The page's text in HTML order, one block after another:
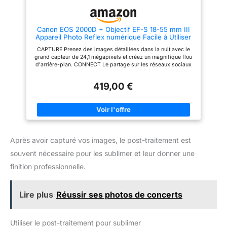
noir EOS 2000D ; EF-S 18-55
couvercle de boîtier d'appareil
photo R-F-3 ; sangle EW-400D ;
batterie LC-E10E ; cble
d'alimentation pour chargeur de
batterie ; cache objectif ;
(français non garanti). Première
étape L'objectif ne contient pas
Canon EOS 2000D + Objectif EF-S 18-55 mm III
Appareil Photo Reflex numérique Facile à Utiliser
Portraits et Les paysages
CAPTURE Prenez des images détaillées dans la nuit avec le
grand capteur de 24,1 mégapixels et créez un magnifique flou
d'arrière-plan. CONNECT Le partage sur les réseaux sociaux
APPAREIL PHOTO L'appareil photo est associé à un objectif
de haute qualité adapté à la photographie générale. PRÉCIS
Capturez l'instant exactement tel que vous vous en souvenez
grâce à la mise au point automatique précise, à 3,0 ips et au
uniques avec les filtres créatifs.
419,00 €
Après avoir capturé vos images, le post-traitement est
souvent nécessaire pour les sublimer et leur donner une
finition professionnelle.
Lire plus Réussir ses photos de concerts
Utiliser le post-traitement pour sublimer